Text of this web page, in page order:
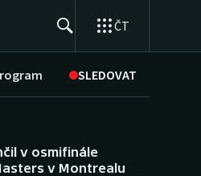
ČT
SLEDOVAT
v osmifinále
v Montrealu